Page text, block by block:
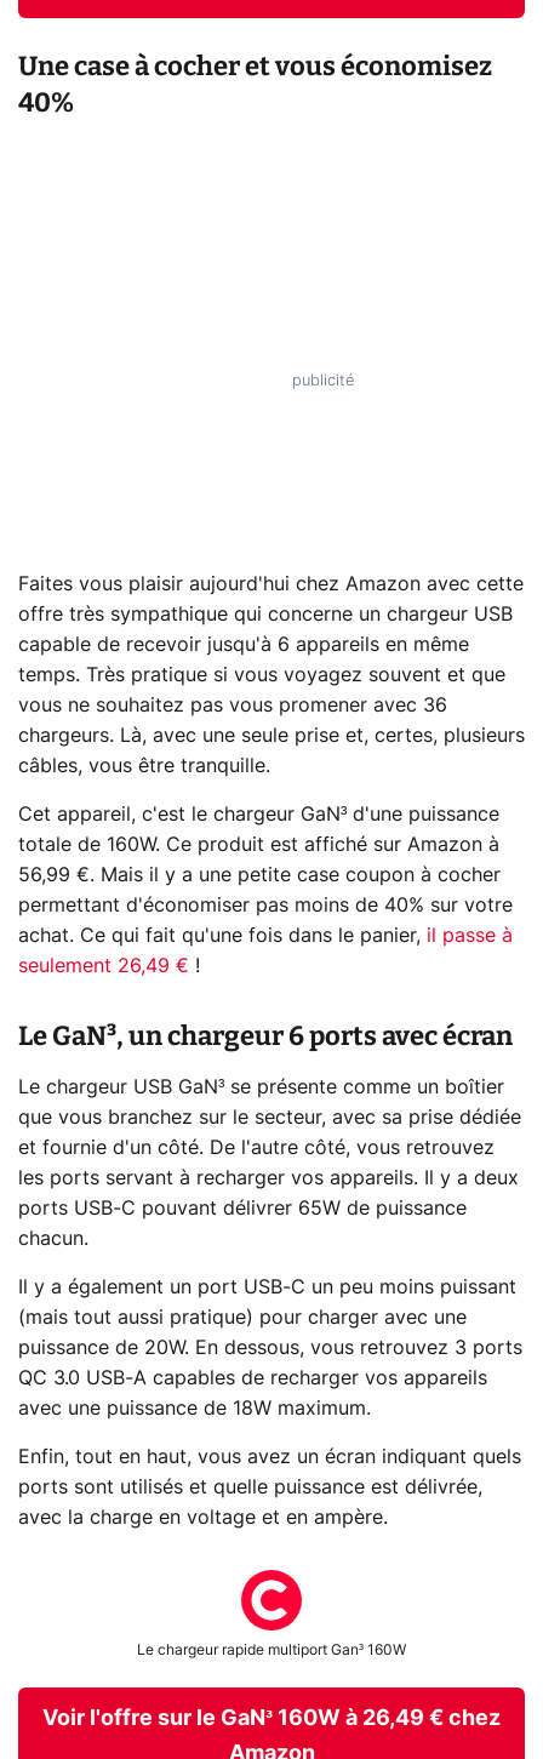
Une case à cocher et vous économisez
40%
Faites vous plaisir aujourd'hui chez Amazon avec cette
offre très sympathique qui concerne un chargeur USB
capable de recevoir jusqu'à 6 appareils en même
temps. Très pratique si vous voyagez souvent et que
vous ne souhaitez pas vous promener avec 36
chargeurs. Là, avec une seule prise et, certes, plusieurs
câbles, vous être tranquille.
Cet appareil, c'est le chargeur GaN³ d'une puissance
totale de 160W. Ce produit est affiché sur Amazon à
56,99 €. Mais il y a une petite case coupon à cocher
permettant d'économiser pas moins de 40% sur votre
achat. Ce qui fait qu'une fois dans le panier, il passe à
seulement 26,49 € !
Le GaN³, un chargeur 6 ports avec écran
Le chargeur USB GaN³ se présente comme un boîtier
que vous branchez sur le secteur, avec sa prise dédiée
et fournie d'un côté. De l'autre côté, vous retrouvez
les ports servant à recharger vos appareils. Il y a deux
ports USB-C pouvant délivrer 65W de puissance
chacun.
Il y a également un port USB-C un peu moins puissant
(mais tout aussi pratique) pour charger avec une
puissance de 20W. En dessous, vous retrouvez 3 ports
QC 3.0 USB-A capables de recharger vos appareils
avec une puissance de 18W maximum.
Enfin, tout en haut, vous avez un écran indiquant quels
ports sont utilisés et quelle puissance est délivrée,
avec la charge en voltage et en ampère.
Le chargeur rapide multiport Gan³ 160W
Voir l'offre sur le GaN³ 160W à 26,49 € chez
Amazon